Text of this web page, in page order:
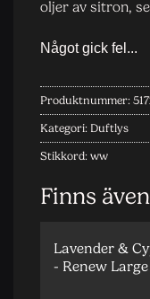
oljer av sitron,
Produktnummer:
Kategori: Duftlys
Stikkord: ww
Finns
Lavender &
- Renew